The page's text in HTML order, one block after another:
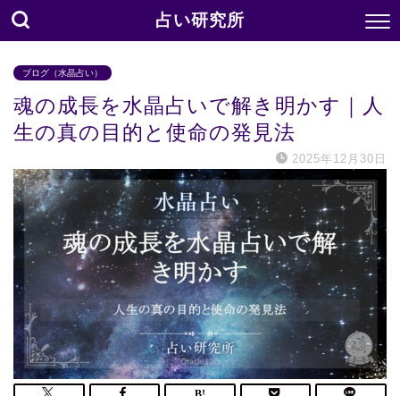
占い研究所
ブログ（水晶占い）
魂の成長を水晶占いで解き明かす｜人
生の真の目的と使命の発見法
2025年12月30日